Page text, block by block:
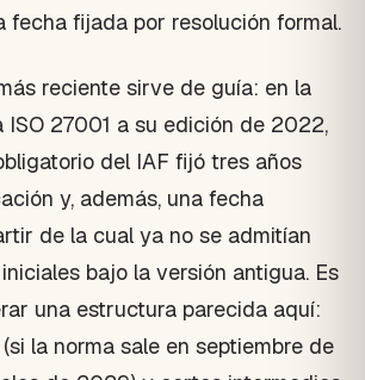
fecha fijada por resolución formal.
reciente sirve de guía: en la
ISO 27001 a su edición de 2022,
del IAF fijó tres años
y, además, una fecha
de la cual ya no se admitían
bajo la versión antigua. Es
una estructura parecida aquí:
la norma sale en septiembre de